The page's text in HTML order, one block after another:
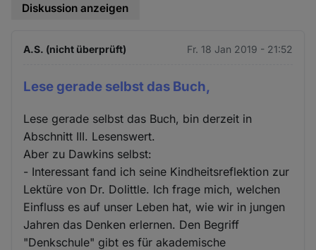
Diskussion anzeigen
A.S. (nicht überprüft) Fr. 18 Jan 2019 - 21:52
Lese gerade selbst das Buch,
Lese gerade selbst das Buch, bin derzeit in
Abschnitt III. Lesenswert.
Aber zu Dawkins selbst:
- Interessant fand ich seine Kindheitsreflektion zur
Lektüre von Dr. Dolittle. Ich frage mich, welchen
Einfluss es auf unser Leben hat, wie wir in jungen
Jahren das Denken erlernen. Den Begriff
"Denkschule" gibt es für akademische